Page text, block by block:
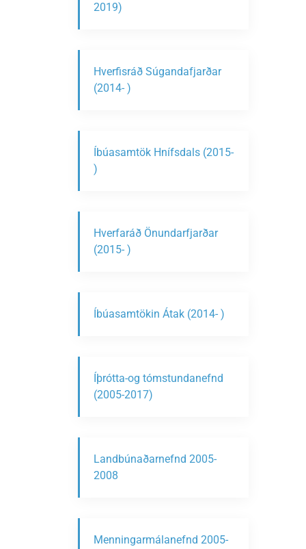
2019)
Hverfisráð Súgandafjarðar
(2014- )
Íbúasamtök Hnífsdals (2015-
)
Hverfaráð Önundarfjarðar
(2015- )
Íbúasamtökin Átak (2014- )
Íþrótta-og tómstundanefnd
(2005-2017)
Landbúnaðarnefnd 2005-
2008
Menningarmálanefnd 2005-